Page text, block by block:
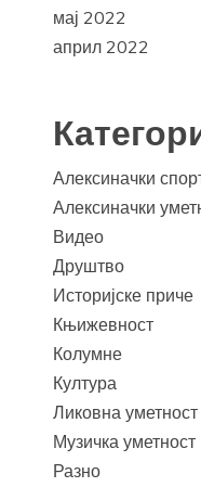
мај 2022
април 2022
Алексиначки
Алексиначки
Видео
Друштво
Историјске приче
Књижевност
Колумне
Култура
Ликовна уметност
Музичка уметност
Разно